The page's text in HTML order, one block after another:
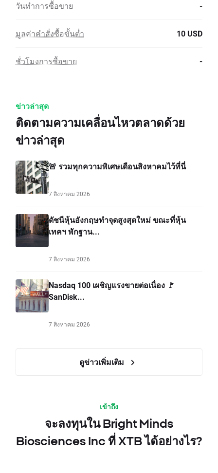
วันทำการซื้อขาย -
มูลค่าคำสั่งซื้อขั้นต่ำ 10 USD
ชั่วโมงการซื้อขาย -
ข่าวล่าสุด
ติดตามความเคลื่อนไหวตลาดด้วย
ข่าวล่าสุด
🚨 รวมทุกความพิเศษเดือนสิงหาคมไว้ที่นี่
7 สิงหาคม 2026
ดัชนีหุ้นอังกฤษทำจุดสูงสุดใหม่ ขณะที่หุ้น
เทคฯ พักฐาน...
7 สิงหาคม 2026
Nasdaq 100 เผชิญแรงขายต่อเนื่อง 🚩
SanDisk...
7 สิงหาคม 2026
ดูข่าวเพิ่มเติม
เข้าถึง
จะลงทุนใน Bright Minds
Biosciences Inc ที่ XTB ได้อย่างไร?